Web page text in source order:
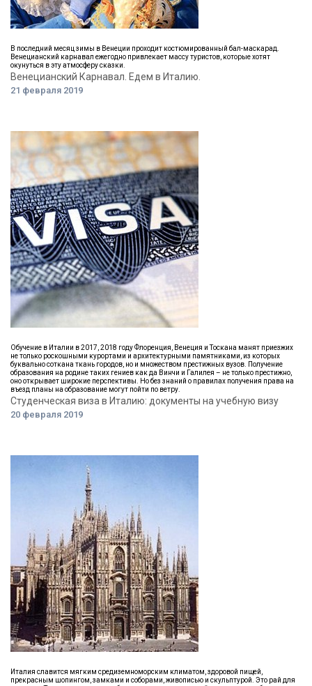
В последний месяц зимы в Венеции проходит костюмированный бал-маскарад.
Венецианский карнавал ежегодно привлекает массу туристов, которые хотят
окунуться в эту атмосферу сказки.
Венецианский Карнавал. Едем в Италию.
21 февраля 2019
Обучение в Италии в 2017, 2018 году Флоренция, Венеция и Тоскана манят приезжих
не только роскошными курортами и архитектурными памятниками, из которых
буквально соткана ткань городов, но и множеством престижных вузов. Получение
образования на родине таких гениев как да Винчи и Галилея – не только престижно,
оно открывает широкие перспективы. Но без знаний о правилах получения права на
въезд планы на образование могут пойти по ветру.
Студенческая виза в Италию: документы на учебную визу
20 февраля 2019
Италия славится мягким средиземноморским климатом, здоровой пищей,
прекрасным шопингом, замками и соборами, живописью и скульптурой. Это рай для